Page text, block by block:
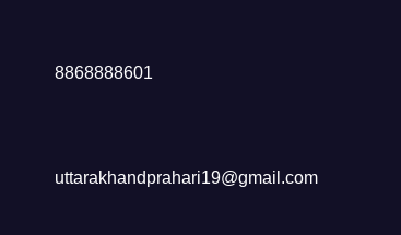
8868888601
uttarakhandprahari19@gmail.com